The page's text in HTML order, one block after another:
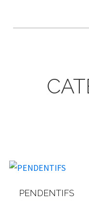
PENDENTIFS